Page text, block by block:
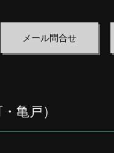
メール問合せ
亀戸）